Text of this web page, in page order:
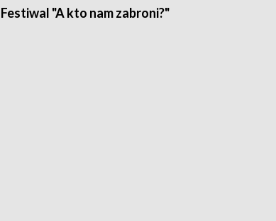
Festiwal "A kto nam zabroni?"